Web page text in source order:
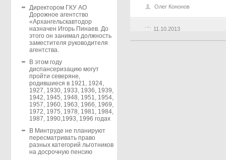
Директором ГКУ АО
Дорожное агентство
«Архангельскавтодор
назначен Игорь Пинаев. До
этого он занимал должность
заместителя руководителя
агентства.
В этом году
диспансеризацию могут
пройти северяне,
родившиеся в 1921, 1924,
1927, 1930, 1933, 1936, 1939,
1942, 1945, 1948, 1951, 1954,
1957, 1960, 1963, 1966, 1969,
1972, 1975, 1978, 1981, 1984,
1987, 1990,1993, 1996 годах
В Минтруде не планируют
пересматривать право
разных категорий льготников
на досрочную пенсию
11.10.2013
Олег Кононов